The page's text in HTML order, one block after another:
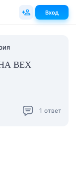
ВЕХ
1 ответ
Вход